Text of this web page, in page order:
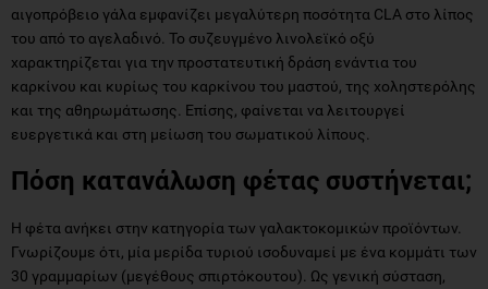
αιγοπρόβειο γάλα εμφανίζει μεγαλύτερη ποσότητα CLA στο λίπος
του από το αγελαδινό. Το συζευγμένο λινολεϊκό οξύ
χαρακτηρίζεται για την προστατευτική δράση ενάντια του
καρκίνου και κυρίως του καρκίνου του μαστού, της χοληστερόλης
και της αθηρωμάτωσης. Επίσης, φαίνεται να λειτουργεί
ευεργετικά και στη μείωση του σωματικού λίπους.
Πόση κατανάλωση φέτας συστήνεται;
Η φέτα ανήκει στην κατηγορία των γαλακτοκομικών προϊόντων.
Γνωρίζουμε ότι, μία μερίδα τυριού ισοδυναμεί με ένα κομμάτι των
30 γραμμαρίων (μεγέθους σπιρτόκουτου). Ως γενική σύσταση,